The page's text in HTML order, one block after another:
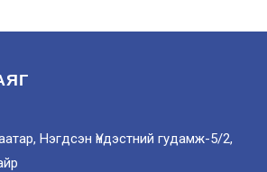
Нэгдсэн Үндэстний гудамж-5/2,